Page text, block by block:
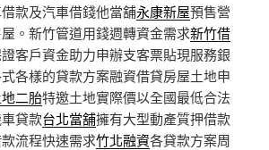
款及汽車借錢他當舖永康新屋預售營
。新竹管道用錢週轉資金需求新竹借
客戶資金助力申辦支客票貼現服務銀
各樣的貸款方案融資借貸房屋土地申
二胎特邀土地實際價以全國最低合法
貸款台北當舖擁有大型動產質押借款
流程快速需求竹北融資各貸款方案周